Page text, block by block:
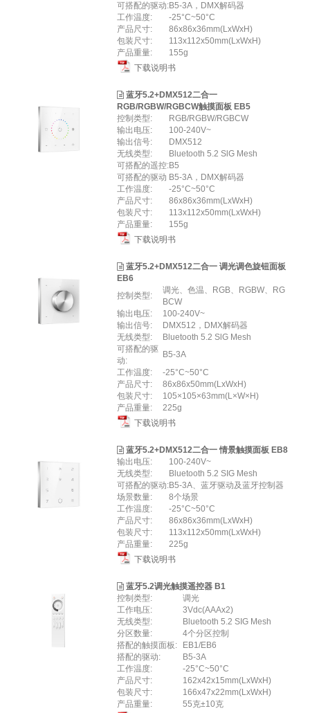
可搭配的驱动:B5-3A，DMX解码器
工作温度:
-25°C~50°C
产品尺寸:
86x86x36mm(LxWxH)
包装尺寸:
113x112x50mm(LxWxH)
产品重量:
155g
下载说明书
蓝牙5.2+DMX512二合一
RGB/RGBW/RGBCW触摸面板 EB5
控制类型:
RGB/RGBW/RGBCW
输出电压:
100-240V~
输出信号:
DMX512
无线类型:
Bluetooth 5.2 SlG Mesh
可搭配的遥控:B5
可搭配的驱动 B5-3A，DMX解码器
工作温度:
-25°C~50°C
产品尺寸:
86x86x36mm(LxWxH)
包装尺寸:
113x112x50mm(LxWxH)
产品重量:
155g
下载说明书
蓝牙5.2+DMX512二合一 调光调色旋钮面板
EB6
控制类型:
调光、色温、RGB、RGBW、RG
BCW
输出电压:
100-240V~
输出信号:
DMX512，DMX解码器
无线类型:
Bluetooth 5.2 SlG Mesh
可搭配的驱
动:
B5-3A
工作温度:
-25°C~50°C
产品尺寸:
86x86x50mm(LxWxH)
包装尺寸:
105×105×63mm(L×W×H)
产品重量:
225g
下载说明书
蓝牙5.2+DMX512二合一 情景触摸面板 EB8
输出电压:
100-240V~
无线类型:
Bluetooth 5.2 SIG Mesh
可搭配的驱动:B5-3A、蓝牙驱动及蓝牙控制器
场景数量:
8个场景
工作温度:
-25°C~50°C
产品尺寸:
86x86x36mm(LxWxH)
包装尺寸:
113x112x50mm(LxWxH)
产品重量:
225g
下载说明书
蓝牙5.2调光触摸遥控器 B1
控制类型:
调光
工作电压:
3Vdc(AAAx2)
无线类型:
Bluetooth 5.2 SIG Mesh
分区数量:
4个分区控制
搭配的触摸面板:
EB1/EB6
搭配的驱动:
B5-3A
工作温度:
-25°C~50°C
产品尺寸:
162x42x15mm(LxWxH)
包装尺寸:
166x47x22mm(LxWxH)
产品重量:
55克±10克